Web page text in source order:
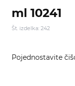
ml 10241
Št. izdelka: 242
Pojednostavite